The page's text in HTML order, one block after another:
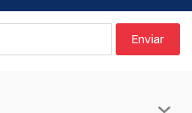
Enviar